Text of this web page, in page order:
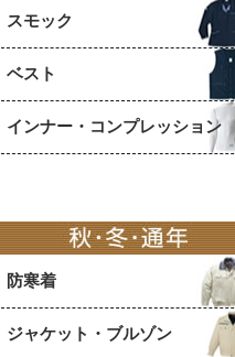
スモック
ベスト
インナー・コンプレッション
防寒着
ジャケット・ブルゾン